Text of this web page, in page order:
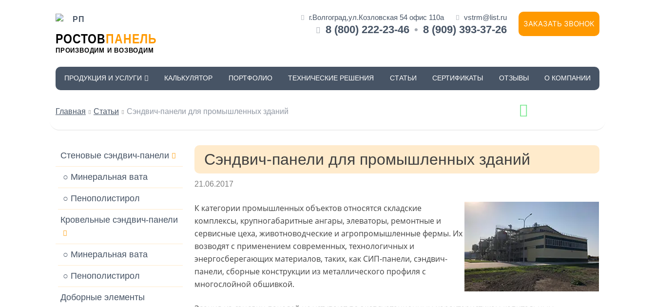
РОСТОВПАНЕЛЬ
ПРОИЗВОДИМ И ВОЗВОДИМ
г.Волгоград,ул.Козловская 54 офис 110а vstrm@list.ru
8 (800) 222-23-46 • 8 (909) 393-37-26 ЗАКАЗАТЬ ЗВОНОК
ПРОДУКЦИЯ И УСЛУГИ КАЛЬКУЛЯТОР ПОРТФОЛИО ТЕХНИЧЕСКИЕ РЕШЕНИЯ СТАТЬИ СЕРТИФИКАТЫ ОТЗЫВЫ О КОМПАНИИ
Главная Статьи Сэндвич-панели для промышленных зданий
Стеновые сэндвич-панели
○ Минеральная вата
○ Пенополистирол
Кровельные сэндвич-панели
○ Минеральная вата
○ Пенополистирол
Доборные элементы
Сэндвич-панели для промышленных зданий
21.06.2017
К категории промышленных объектов относятся складские
комплексы, крупногабаритные ангары, элеваторы, ремонтные и
сервисные цеха, животноводческие и агропромышленные фермы. Их
возводят с применением современных, технологичных и
энергосберегающих материалов, таких, как СИП-панели, сэндвич-
панели, сборные конструкции из металлического профиля с
многослойной обшивкой.